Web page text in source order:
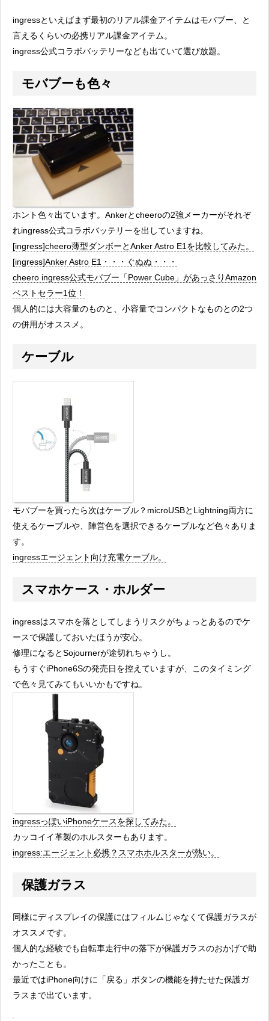
ingressといえばまず最初のリアル課金アイテムはモバブー、と
言えるくらいの必携リアル課金アイテム。
ingress公式コラボバッテリーなども出ていて選び放題。
モバブーも色々
ホント色々出ています。Ankerとcheeroの2強メーカーがそれぞ
れingress公式コラボバッテリーを出していますね。
[ingress]cheero薄型ダンボーとAnker Astro E1を比較してみた。
[ingress]Anker Astro E1・・・ぐぬぬ・・・
cheero ingress公式モバブー「Power Cube」があっさりAmazon
ベストセラー1位！
個人的には大容量のものと、小容量でコンパクトなものとの2つ
の併用がオススメ。
ケーブル
モバブーを買ったら次はケーブル？microUSBとLightning両方に
使えるケーブルや、陣営色を選択できるケーブルなど色々ありま
す。
ingressエージェント向け充電ケーブル。
スマホケース・ホルダー
ingressはスマホを落としてしまうリスクがちょっとあるのでケ
ースで保護しておいたほうが安心。
修理になるとSojournerが途切れちゃうし。
もうすぐiPhone6Sの発売日を控えていますが、このタイミング
で色々見てみてもいいかもですね。
ingressっぽいiPhoneケースを探してみた。
カッコイイ革製のホルスターもあります。
ingress:エージェント必携？スマホホルスターが熱い。
保護ガラス
同様にディスプレイの保護にはフィルムじゃなくて保護ガラスが
オススメです。
個人的な経験でも自転車走行中の落下が保護ガラスのおかげで助
かったことも。
最近ではiPhone向けに「戻る」ボタンの機能を持たせた保護ガ
ラスまで出ています。